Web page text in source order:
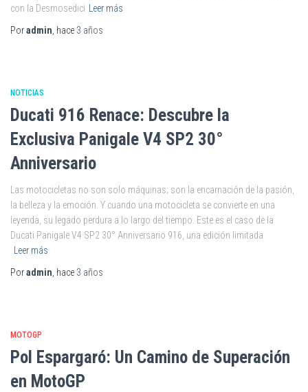
con la Desmosedici
Leer más
Poradmin , hace 3 años
NOTICIAS
Ducati 916 Renace: Descubre la
Exclusiva Panigale V4 SP2 30°
Anniversario
Las motocicletas no son solo máquinas; son la encarnación de la pasión,
la belleza y la emoción. Y cuando una motocicleta se convierte en una
leyenda, su legado perdura a lo largo del tiempo. Este es el caso de la
Ducati Panigale V4 SP2 30° Anniversario 916, una edición limitada
Leer más
Poradmin , hace 3 años
MOTOGP
Pol Espargaró: Un Camino de Superación
en MotoGP